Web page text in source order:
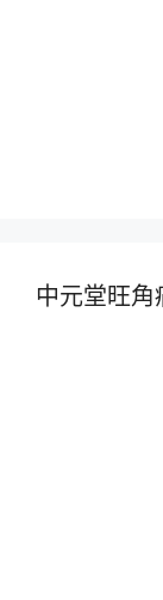
中元堂旺